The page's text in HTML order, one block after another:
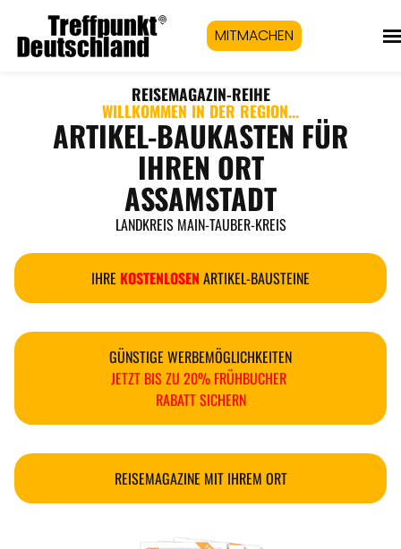
MITMACHEN
REISEMAGAZIN-REIHE
WILLKOMMEN IN DER REGION...
ARTIKEL-BAUKASTEN FÜR
IHREN ORT
ASSAMSTADT
LANDKREIS MAIN-TAUBER-KREIS
IHRE KOSTENLOSEN ARTIKEL-BAUSTEINE
GÜNSTIGE WERBEMÖGLICHKEITEN
JETZT BIS ZU 20% FRÜHBUCHER
RABATT SICHERN
REISEMAGAZINE MIT IHREM ORT